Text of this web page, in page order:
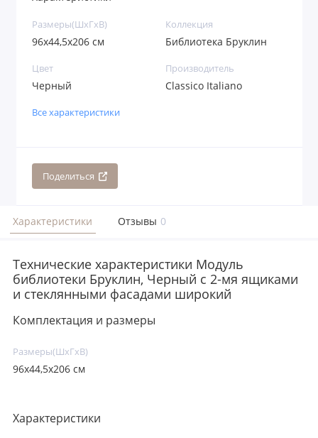
Размеры(ШxГxВ)
96х44,5х206 см
Коллекция
Библиотека Бруклин
Цвет
Черный
Производитель
Classico Italiano
Все характеристики
Поделиться
Характеристики Отзывы 0
Технические характеристики Модуль
библиотеки Бруклин, Черный с 2-мя ящиками
и стеклянными фасадами широкий
Комплектация и размеры
Размеры(ШxГxВ)
96х44,5х206 см
Характеристики